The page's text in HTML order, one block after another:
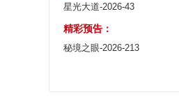
星光大道-2026-43
精彩预告：
秘境之眼-2026-213